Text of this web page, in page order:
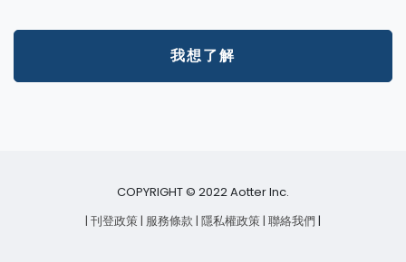
我想了解
COPYRIGHT © 2022 Aotter Inc.
| 刊登政策 | 服務條款 | 隱私權政策 | 聯絡我們 |